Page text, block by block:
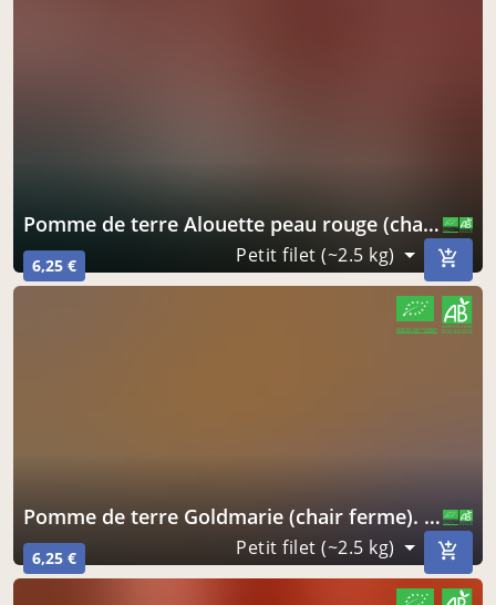
Pomme de terre Alouette peau rouge (chair polyvalente)
6,25 € Petit filet (~2.5 kg)
Pomme de terre Goldmarie (chair ferme). Un vrai bonbon !
6,25 € Petit filet (~2.5 kg)
CERTIFIÉ PAR FR-BIO-01
AGRICULTURE FRANCE